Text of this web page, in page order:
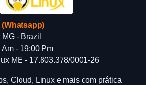
(Whatsapp)
- Brazil
- 19:00 Pm
ME - 17.803.378/0001-26
Cloud, Linux e mais com prática